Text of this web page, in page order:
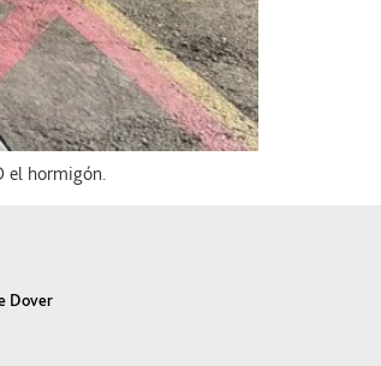
el hormigón.
Dover